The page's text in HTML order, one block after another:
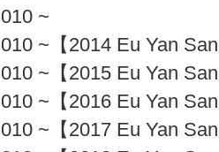
010 ~
010 ~【2014 Eu Yan
010 ~【2015 Eu Yan
010 ~【2016 Eu Yan
010 ~【2017 Eu Yan